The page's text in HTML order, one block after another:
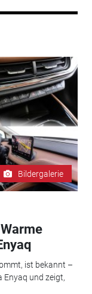
Bildergalerie
ist bekannt –
Enyaq und zeigt,